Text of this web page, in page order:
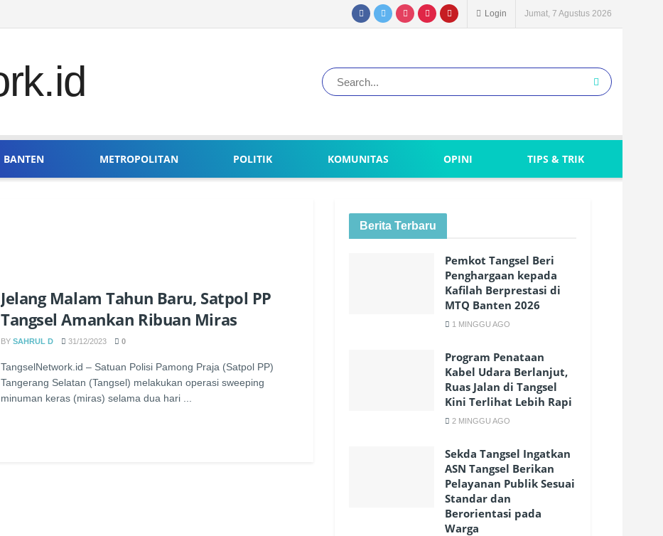
Login Jumat, 7 Agustus 2026
BANTEN METROPOLITAN POLITIK KOMUNITAS OPINI TIPS & TRIK
Jelang Malam Tahun Baru, Satpol PP
Tangsel Amankan Ribuan Miras
BY SAHRUL D 31/12/2023 0
TangselNetwork.id – Satuan Polisi Pamong Praja (Satpol PP)
Tangerang Selatan (Tangsel) melakukan operasi sweeping
minuman keras (miras) selama dua hari ...
Berita Terbaru
Pemkot Tangsel Beri
Penghargaan kepada
Kafilah Berprestasi di
MTQ Banten 2026
1 MINGGU AGO
Program Penataan
Kabel Udara Berlanjut,
Ruas Jalan di Tangsel
Kini Terlihat Lebih Rapi
2 MINGGU AGO
Sekda Tangsel Ingatkan
ASN Tangsel Berikan
Pelayanan Publik Sesuai
Standar dan
Berorientasi pada
Warga